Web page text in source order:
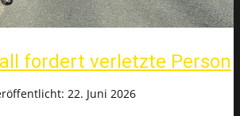
fordert verletzte Person
22. Juni 2026